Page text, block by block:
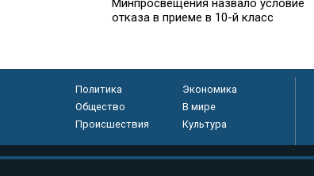
Минпросвещения назвало условие
отказа в приеме в 10-й класс
Политика
Экономика
Общество
В мире
Происшествия
Культура